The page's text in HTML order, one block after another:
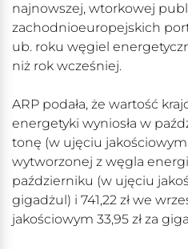
najnowszej, wtorkowej
zachodnioeuropejskich
ub. roku węgiel
niż rok wcześniej.
ARP podała, że wartość
energetyki wyniosła w
tonę (w ujęciu jakościowym
wytworzonej z węgla
październiku (w ujęciu
gigadżul) i 741,22 zł we
jakościowym 33,95 zł za